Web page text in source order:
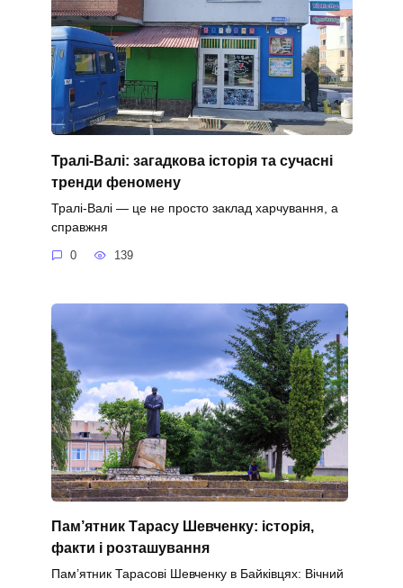
Тралі-Валі: загадкова історія та сучасні
тренди феномену
Тралі-Валі — це не просто заклад харчування, а
справжня
0 139
Пам’ятник Тарасу Шевченку: історія,
факти і розташування
Пам’ятник Тарасові Шевченку в Байківцях: Вічний